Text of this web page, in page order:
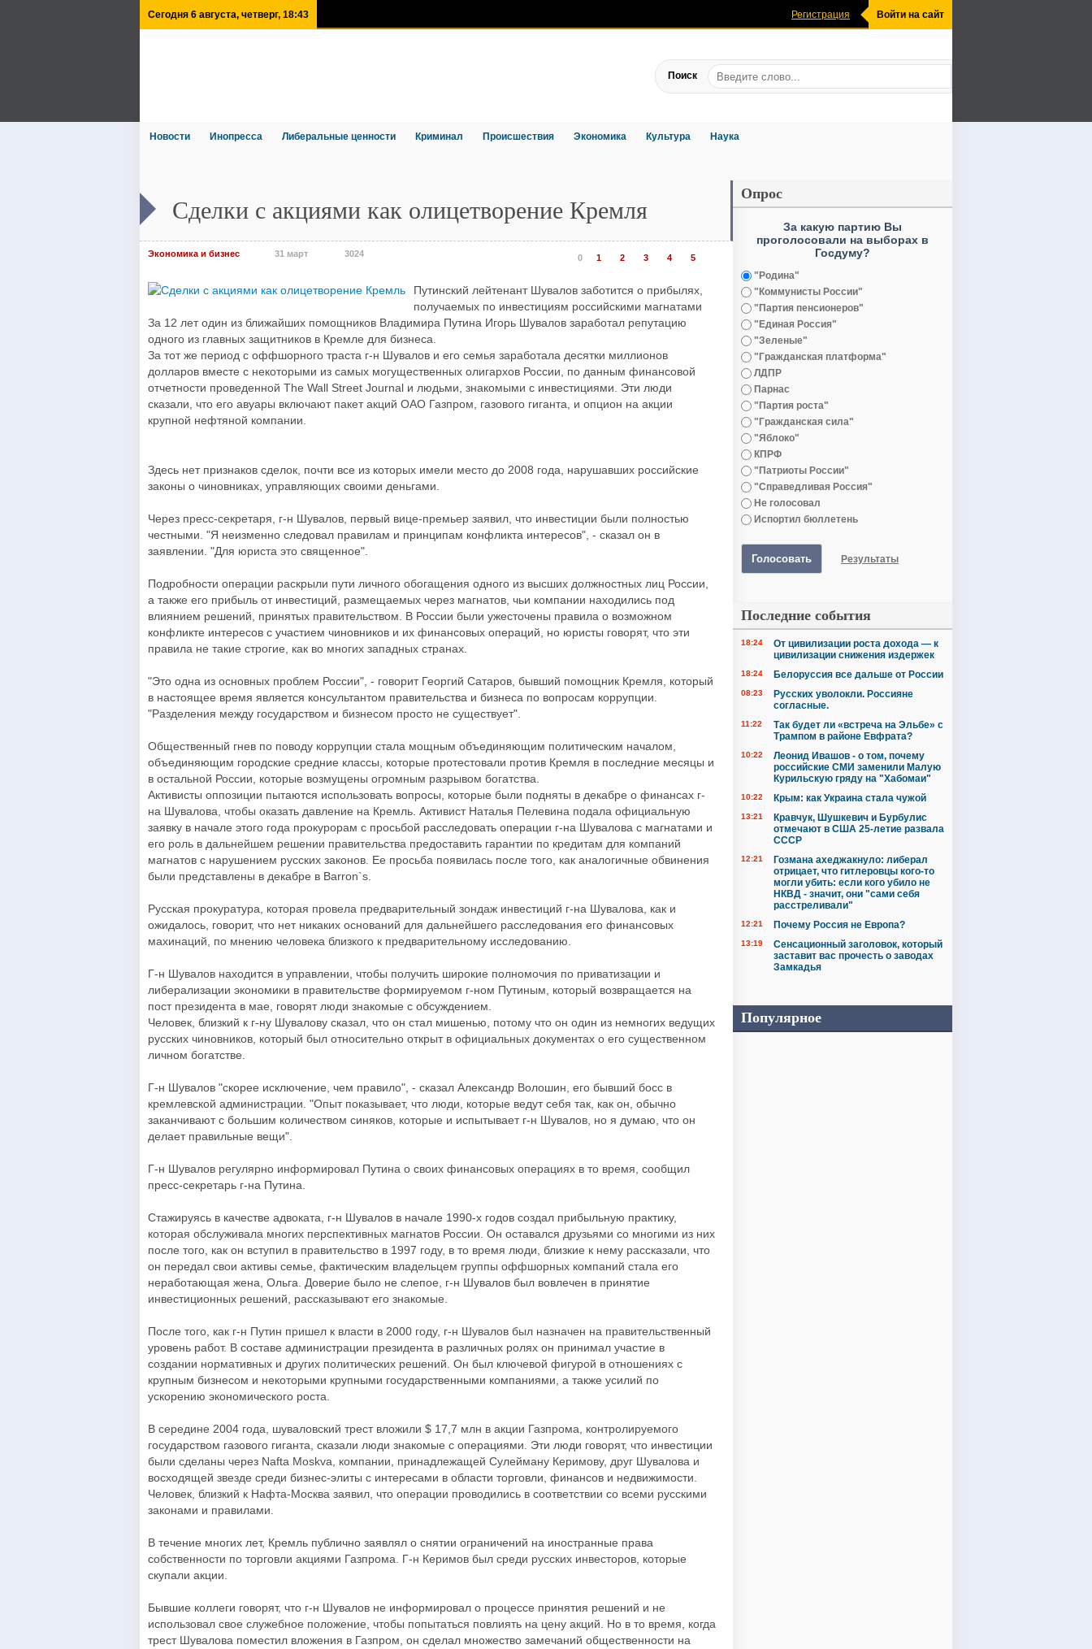
Сегодня 6 августа, четверг, 18:43 Регистрация Войти на сайт
Поиск
Новости Инопресса Либеральные ценности Криминал Происшествия Экономика Культура Наука
Сделки с акциями как олицетворение Кремля
Экономика и бизнес 31 март 3024 0 1 2 3 4 5
Путинский лейтенант Шувалов заботится о прибылях,
получаемых по инвестициям российскими магнатами
За 12 лет один из ближайших помощников Владимира Путина Игорь Шувалов заработал репутацию
одного из главных защитников в Кремле для бизнеса.
За тот же период с оффшорного траста г-н Шувалов и его семья заработала десятки миллионов
долларов вместе с некоторыми из самых могущественных олигархов России, по данным финансовой
отчетности проведенной The Wall Street Journal и людьми, знакомыми с инвестициями. Эти люди
сказали, что его авуары включают пакет акций ОАО Газпром, газового гиганта, и опцион на акции
крупной нефтяной компании.
Здесь нет признаков сделок, почти все из которых имели место до 2008 года, нарушавших российские
законы о чиновниках, управляющих своими деньгами.
Через пресс-секретаря, г-н Шувалов, первый вице-премьер заявил, что инвестиции были полностью
честными. "Я неизменно следовал правилам и принципам конфликта интересов", - сказал он в
заявлении. "Для юриста это священное".
Подробности операции раскрыли пути личного обогащения одного из высших должностных лиц России,
а также его прибыль от инвестиций, размещаемых через магнатов, чьи компании находились под
влиянием решений, принятых правительством. В России были ужесточены правила о возможном
конфликте интересов с участием чиновников и их финансовых операций, но юристы говорят, что эти
правила не такие строгие, как во многих западных странах.
"Это одна из основных проблем России", - говорит Георгий Сатаров, бывший помощник Кремля, который
в настоящее время является консультантом правительства и бизнеса по вопросам коррупции.
"Разделения между государством и бизнесом просто не существует".
Общественный гнев по поводу коррупции стала мощным объединяющим политическим началом,
объединяющим городские средние классы, которые протестовали против Кремля в последние месяцы и
в остальной России, которые возмущены огромным разрывом богатства.
Активисты оппозиции пытаются использовать вопросы, которые были подняты в декабре о финансах г-
на Шувалова, чтобы оказать давление на Кремль. Активист Наталья Пелевина подала официальную
заявку в начале этого года прокурорам с просьбой расследовать операции г-на Шувалова с магнатами и
его роль в дальнейшем решении правительства предоставить гарантии по кредитам для компаний
магнатов с нарушением русских законов. Ее просьба появилась после того, как аналогичные обвинения
были представлены в декабре в Barron`s.
Русская прокуратура, которая провела предварительный зондаж инвестиций г-на Шувалова, как и
ожидалось, говорит, что нет никаких оснований для дальнейшего расследования его финансовых
махинаций, по мнению человека близкого к предварительному исследованию.
Г-н Шувалов находится в управлении, чтобы получить широкие полномочия по приватизации и
либерализации экономики в правительстве формируемом г-ном Путиным, который возвращается на
пост президента в мае, говорят люди знакомые с обсуждением.
Человек, близкий к г-ну Шувалову сказал, что он стал мишенью, потому что он один из немногих ведущих
русских чиновников, который был относительно открыт в официальных документах о его существенном
личном богатстве.
Г-н Шувалов "скорее исключение, чем правило", - сказал Александр Волошин, его бывший босс в
кремлевской администрации. "Опыт показывает, что люди, которые ведут себя так, как он, обычно
заканчивают с большим количеством синяков, которые и испытывает г-н Шувалов, но я думаю, что он
делает правильные вещи".
Г-н Шувалов регулярно информировал Путина о своих финансовых операциях в то время, сообщил
пресс-секретарь г-на Путина.
Стажируясь в качестве адвоката, г-н Шувалов в начале 1990-х годов создал прибыльную практику,
которая обслуживала многих перспективных магнатов России. Он оставался друзьями со многими из них
после того, как он вступил в правительство в 1997 году, в то время люди, близкие к нему рассказали, что
он передал свои активы семье, фактическим владельцем группы оффшорных компаний стала его
неработающая жена, Ольга. Доверие было не слепое, г-н Шувалов был вовлечен в принятие
инвестиционных решений, рассказывают его знакомые.
После того, как г-н Путин пришел к власти в 2000 году, г-н Шувалов был назначен на правительственный
уровень работ. В составе администрации президента в различных ролях он принимал участие в
создании нормативных и других политических решений. Он был ключевой фигурой в отношениях с
крупным бизнесом и некоторыми крупными государственными компаниями, а также усилий по
ускорению экономического роста.
В середине 2004 года, шуваловский трест вложили $ 17,7 млн в акции Газпрома, контролируемого
государством газового гиганта, сказали люди знакомые с операциями. Эти люди говорят, что инвестиции
были сделаны через Nafta Moskva, компании, принадлежащей Сулейману Керимову, друг Шувалова и
восходящей звезде среди бизнес-элиты с интересами в области торговли, финансов и недвижимости.
Человек, близкий к Нафта-Москва заявил, что операции проводились в соответствии со всеми русскими
законами и правилами.
В течение многих лет, Кремль публично заявлял о снятии ограничений на иностранные права
собственности по торговли акциями Газпрома. Г-н Керимов был среди русских инвесторов, которые
скупали акции.
Бывшие коллеги говорят, что г-н Шувалов не информировал о процессе принятия решений и не
использовал свое служебное положение, чтобы попытаться повлиять на цену акций. Но в то время, когда
трест Шувалова поместил вложения в Газпром, он сделал множество замечаний общественности на
Опрос
За какую партию Вы
проголосовали на выборах в
Госдуму?
"Родина"
"Коммунисты России"
"Партия пенсионеров"
"Единая Россия"
"Зеленые"
"Гражданская платформа"
ЛДПР
Парнас
"Партия роста"
"Гражданская сила"
"Яблоко"
КПРФ
"Патриоты России"
"Справедливая Россия"
Не голосовал
Испортил бюллетень
Голосовать Результаты
Последние события
18:24
От цивилизации роста дохода — к
цивилизации снижения издержек
18:24 Белоруссия все дальше от России
08:23
Русских уволокли. Россияне
согласные.
11:22
Так будет ли «встреча на Эльбе» с
Трампом в районе Евфрата?
10:22
Леонид Ивашов - о том, почему
российские СМИ заменили Малую
Курильскую гряду на "Хабомаи"
10:22 Крым: как Украина стала чужой
13:21
Кравчук, Шушкевич и Бурбулис
отмечают в США 25-летие развала
СССР
12:21
Гозмана ахеджакнуло: либерал
отрицает, что гитлеровцы кого-то
могли убить: если кого убило не
НКВД - значит, они "сами себя
расстреливали"
12:21 Почему Россия не Европа?
13:19
Сенсационный заголовок, который
заставит вас прочесть о заводах
Замкадья
Популярное